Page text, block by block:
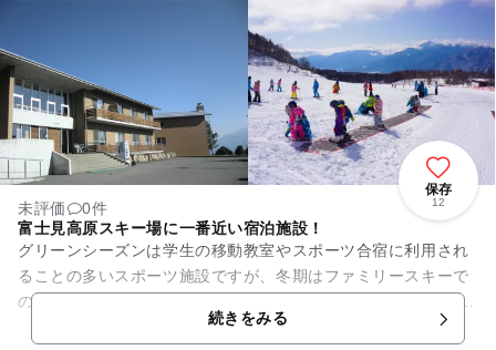
保存
12
未評価
0件
富士見高原スキー場に一番近い宿泊施設！
グリーンシーズンは学生の移動教室やスポーツ合宿に利用され
ることの多いスポーツ施設ですが、冬期はファミリースキーで
のご宿泊にも利用できます。 お風呂はは沸かし湯ですが、すぐ
そばに天然温泉の「八峯...続きをみる